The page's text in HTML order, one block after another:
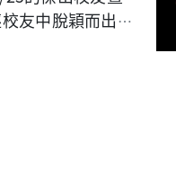
友中脫穎而出的